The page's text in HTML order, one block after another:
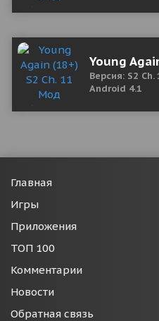
Young
Версия: S2 Ch.
Android 4.1
Главная
Игры
Приложения
ТОП 100
Комментарии
Новости
Обратная связь